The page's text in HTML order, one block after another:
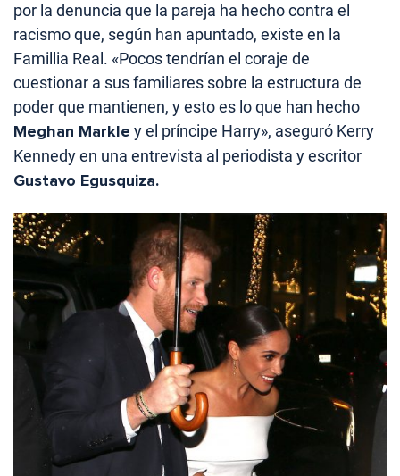
por la denuncia que la pareja ha hecho contra el
racismo que, según han apuntado, existe en la
Famillia Real. «Pocos tendrían el coraje de
cuestionar a sus familiares sobre la estructura de
poder que mantienen, y esto es lo que han hecho
Meghan Markle y el príncipe Harry», aseguró Kerry
Kennedy en una entrevista al periodista y escritor
Gustavo Egusquiza.